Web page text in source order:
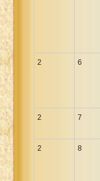
2 6
2 7
2 8